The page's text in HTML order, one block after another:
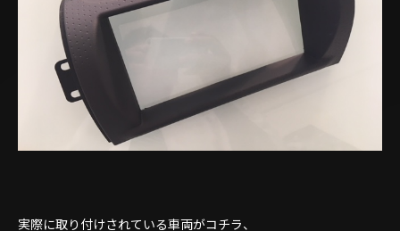
実際に取り付けされている車両がコチラ、